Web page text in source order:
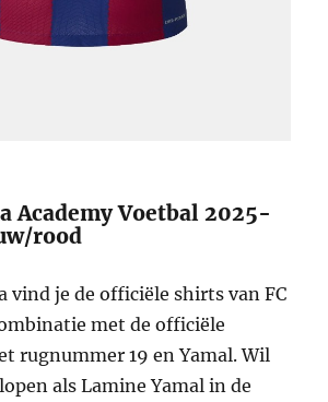
Academy Voetbal 2025-
rood
vind je de officiële shirts van FC
met de officiële
rugnummer 19 en Yamal. Wil
als Lamine Yamal in de